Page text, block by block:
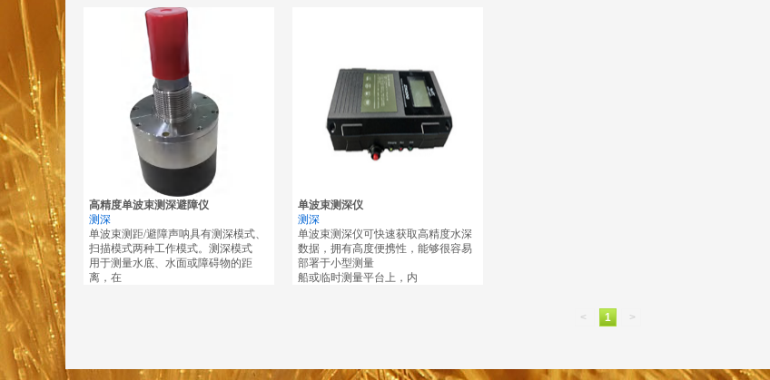
高精度单波束测深避障仪
测深
单波束测距/避障声呐具有测深模式、
扫描模式两种工作模式。测深模式
用于测量水底、水面或障碍物的距
离，在
单波束测深仪
测深
单波束测深仪可快速获取高精度水深
数据，拥有高度便携性，能够很容易
部署于小型测量
船或临时测量平台上，内
< 1 >